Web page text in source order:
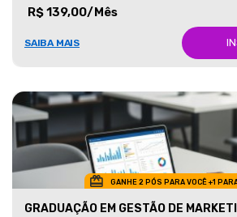
R$ 139,00/Mês
SAIBA MAIS
GANHE 2 PÓS PARA VOCÊ +1
GRADUAÇÃO EM GESTÃO DE